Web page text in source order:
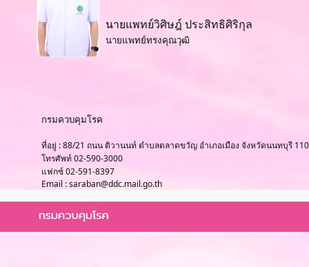
นายแพทย์วิศิษฎ์ ประสิทธิศิริกุล
นายแพทย์ทรงคุณวุฒิ
กรมควบคุมโรค
ที่อยู่ : 88/21 ถนน ติวานนท์ ตำบลตลาดขวัญ อำเภอเมือง จังหวัดนนทบุรี
โทรศัพท์ 02-590-3000
แฟกซ์ 02-591-8397
Email : saraban@ddc.mail.go.th